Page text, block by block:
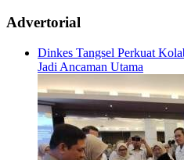
Advertorial
Dinkes Tangsel Perkuat
Jadi Ancaman Utama